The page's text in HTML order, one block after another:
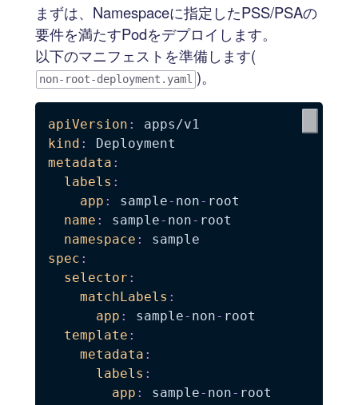
まずは、Namespaceに指定したPSS/PSAの
要件を満たすPodをデプロイします。
以下のマニフェストを準備します(
non-root-deployment.yaml )。
apiVersion :
kind :
metadata :
labels :
app : sample- non- root
name : sample- non- root
namespace :
spec :
selector :
matchLabels :
app : sample- non- root
template :
metadata :
labels :
app : sample- non- root